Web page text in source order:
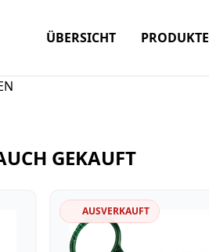
ÜBERSICHT PRODUKTE
GEKAUFT
AUSVERKAUFT